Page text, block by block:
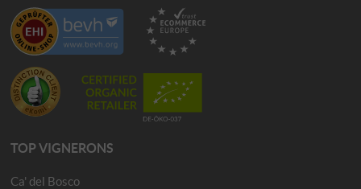
TOP VIGNERONS
Ca' del Bosco